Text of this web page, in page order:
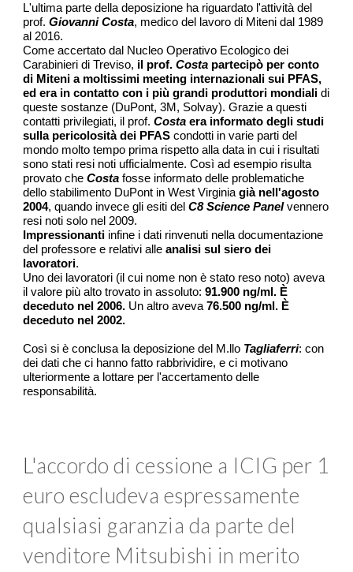
L'ultima parte della deposizione ha riguardato l'attività del
prof.Giovanni Costa, medico del lavoro di Miteni dal 1989
al 2016.
Come accertato dal Nucleo Operativo Ecologico dei
Carabinieri di Treviso, il prof.Costa partecipò per conto
di Miteni a moltissimi meeting internazionali sui PFAS,
ed era in contatto con i più grandi produttori mondiali di
queste sostanze (DuPont, 3M, Solvay). Grazie a questi
contatti privilegiati, il prof.Costa era informato degli studi
sulla pericolosità dei PFAS condotti in varie parti del
mondo molto tempo prima rispetto alla data in cui i risultati
sono stati resi noti ufficialmente. Così ad esempio risulta
provato cheCosta fosse informato delle problematiche
dello stabilimento DuPont in West Virginiagià nell'agosto
2004, quando invece gli esiti delC8 Science Panelvennero
resi noti solo nel 2009.
Impressionanti infine i dati rinvenuti nella documentazione
del professore e relativi alleanalisi sul siero dei
lavoratori.
Uno dei lavoratori (il cui nome non è stato reso noto) aveva
il valore più alto trovato in assoluto:91.900 ng/ml. È
deceduto nel 2006. Un altro aveva76.500 ng/ml. È
deceduto nel 2002.
Così si è conclusa la deposizione del M.llo Tagliaferri: con
dei dati che ci hanno fatto rabbrividire, e ci motivano
ulteriormente a lottare per l'accertamento delle
responsabilità.
L 'accordo di cessione a ICIG per 1
euro escludeva espressamente
qualsiasi garanzia da parte del
venditore Mitsubishi in merito